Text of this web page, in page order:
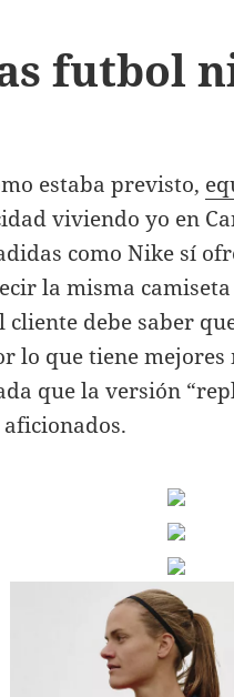
futbol
estaba previsto,
viviendo yo en
como Nike sí
la misma
debe saber
lo que tiene mejores
que la versión